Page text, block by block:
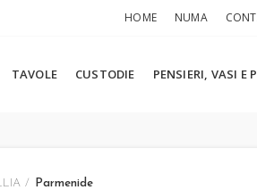
HOME NUMA
TAVOLE CUSTODIE PENSIERI, VASI E
Parmenide